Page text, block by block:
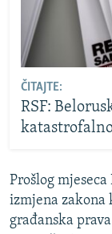
ČITAJTE:
RSF:
Prošlog
izmjena zakona
građanska